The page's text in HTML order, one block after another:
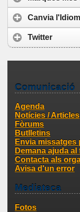
Canvia
Twitter
Comunicació
Agenda
Notícies / Articles
Fòrums
Butlletins
Envia missatges
Demana ajuda al
Contacta als
Avisa d'un error
Mediateca
Fotos